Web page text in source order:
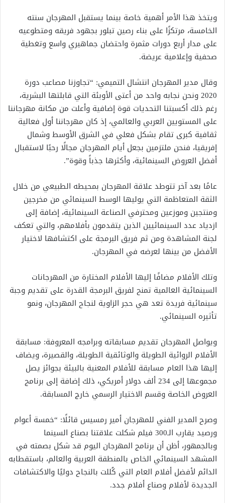
ويتخذ هذا الأمر أهمية خاصة بينما يستقبل المهرجان سنته
الخامسة، مرتكزًا على بناء رصين تبلور بجهود فريقه ومتطوعيه
على مدار أربع دورات مثمرة واحتضان جماهيري واسع وتغطية
صحفية وإعلامية عريضة.
وقال مدير المهرجان انتشال التميمي: “تجاوزنا مصاعب دورة
2020 ونحن نجابه واحد من أعتى الأوبئة التي قابلتها البشرية،
رغم ذلك أكسبتنا التحديات قوة إضافية وأعلت من مكانة مهرجاننا
على المستويين العربي والعالمي، إذ كان مهرجاننا أول فعالية
ثقافية كبرى تقام بشكل فعلي في الشرق الأوسط وشمال
إفريقيا، فنحن ملتزمين بجعل أيام المهرجان مجالًا رحبًا لاستقبال
أفضل العروض السينمائية، وأكثرها جذباً وقوة”.
عامًا بعد آخر تتوطد علاقة المهرجان بمحيطه الطبيعي من خلال
الثقة المتعاظمة التي يوليها الوسط السينمائي من مخرجين
ومنتجين وموزعين ومحترفي الصناعة السينمائية، إضافة إلى
ازدياد عدد السينمائيين الذين يتقدمون بأفلامهم، والتي تعكف
لجنة المشاهدة ومن ثم فريق البرمجة على اكتشافها لاختيار
الأفضل من بينها لعرضه في المهرجان.
وتلك الأفلام مضافًا إليها الأفلام المختارة من المهرجانات
السينمائية العالمية تمنح لفريق البرمجة القدرة على تقديم وجبة
سينمائية فريدة تعد هي حجر الزاوية لنجاح المهرجان، ونمو
تأثيره السينمائي.
ويواصل المهرجان تقديم مسابقاته وبرامجه المعروفة: مسابقة
الأفلام الروائية الطويلة والوثائقية الطويلة، والقصيرة، ويضاف
إليها هذا العام مسابقة للأفلام المعنية بالبيئة بجوائز يصل
مجموعها إلى 234 ألف دولار أمريكي، ذلك إضافة إلى برنامج
العروض الخاصة وقسم الاختيار الرسمي خارج المسابقة.
وصرح المدير الفني للمهرجان أمير رمسيس قائلًا: “خمسة أعوام
ورصيد يقارب الـ300 فيلم شكلت علاقتنا بصناع السينما
وبالجمهور، أظن أن برنامج المهرجان اليوم قد شكل بصمته في
المشهد السينمائي الخاص بالمنطقة العربية والعالم، باستقطابه
الدائم لأفضل أفلام العام التي كُللت بالنجاح دوليًا والاكتشافات
الجديدة لأفلام وصناع أفلام جدد.